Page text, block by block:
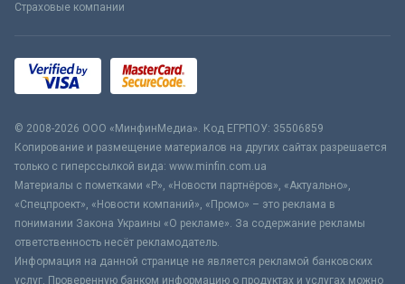
Страховые компании
© 2008-2026 ООО «МинфинМедиа». Код ЕГРПОУ: 35506859
Копирование и размещение материалов на других сайтах разрешается
только с гиперссылкой вида: www.minfin.com.ua
Материалы с пометками «Р», «Новости партнёров», «Актуально»,
«Спецпроект», «Новости компаний», «Промо» – это реклама в
понимании Закона Украины «О рекламе». За содержание рекламы
ответственность несёт рекламодатель.
Информация на данной странице не является рекламой банковских
услуг. Проверенную банком информацию о продуктах и услугах можно